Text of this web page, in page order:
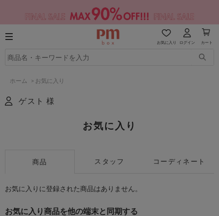
お気に入り ログイン カート
ホーム > お気に入り
ゲスト 様
お気に入り
商品 スタッフ コーディネート
お気に入りに登録された商品はありません。
お気に入り商品を他の端末と同期する